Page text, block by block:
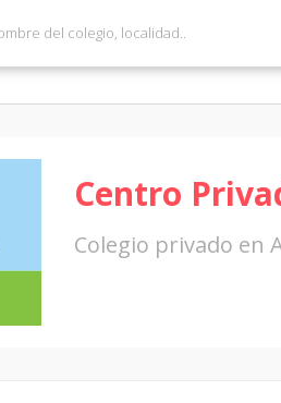
Centro
Colegio privado en